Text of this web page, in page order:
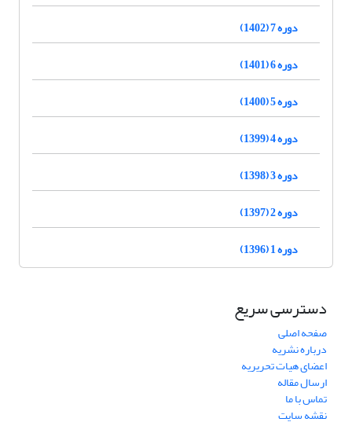
دوره 7 (1402)
دوره 6 (1401)
دوره 5 (1400)
دوره 4 (1399)
دوره 3 (1398)
دوره 2 (1397)
دوره 1 (1396)
دسترسی سریع
صفحه اصلی
درباره نشریه
اعضای هیات تحریریه
ارسال مقاله
تماس با ما
نقشه سایت